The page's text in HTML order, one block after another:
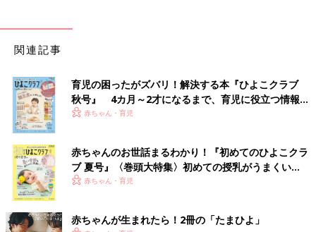
関連記事
育児の困ったがズバリ！解決する本『ひよこクラブ
秋号』 4カ月～2才になるまで、育児に役立つ情報が
いっぱい！
赤ちゃん・育児
赤ちゃんのお世話まるわかり！『初めてのひよこクラ
ブ 夏号』〈巻頭大特集〉初めての授乳がうまくい
く！ おっぱい・ミルクの基本と夏のトラブル 解決テ
赤ちゃん・育児
赤ちゃんが生まれたら！2冊の「たまひよ」